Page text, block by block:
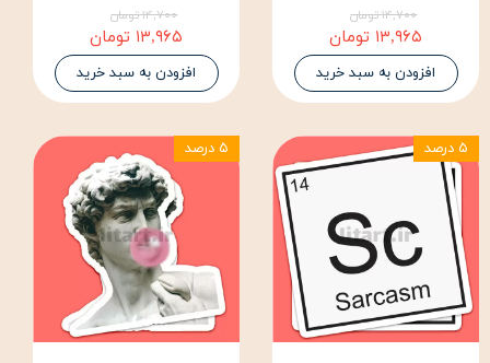
۱۴,۷۰۰ تومان
۱۳,۹۶۵ تومان
افزودن به سبد خرید
۱۴,۷۰۰ تومان
۱۳,۹۶۵ تومان
افزودن به سبد خرید
۵ درصد ۵ درصد